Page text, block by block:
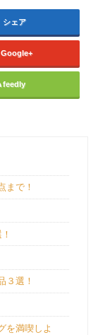
シェア
Google+
feedly
まで！
３選！
を満喫しよ